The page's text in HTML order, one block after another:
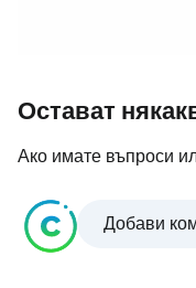
Остават
Ако имате въпроси
Добави